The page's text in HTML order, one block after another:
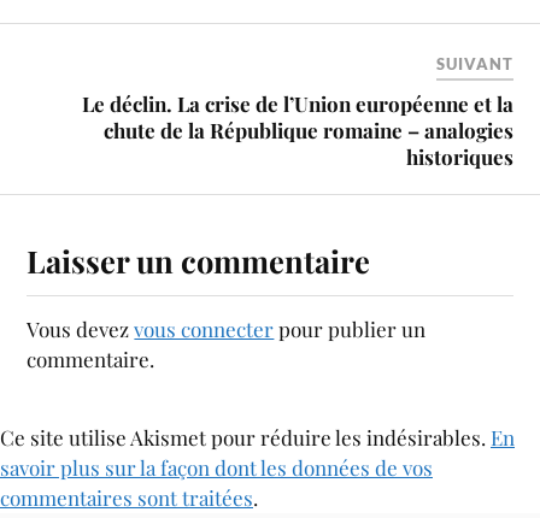
SUIVANT
Le déclin. La crise de l’Union européenne et la
chute de la République romaine – analogies
historiques
Laisser un commentaire
Vous devezvous connecterpour publier un
commentaire.
Ce site utilise Akismet pour réduire les indésirables. En
savoir plus sur la façon dont les données de vos
commentaires sont traitées.